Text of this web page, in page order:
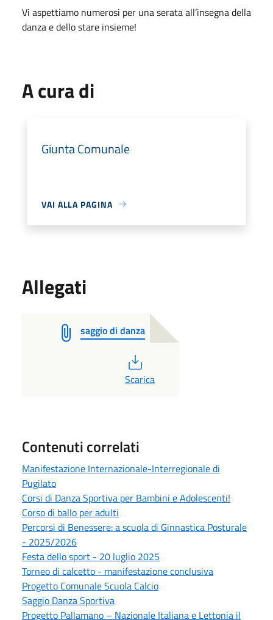
Vi aspettiamo numerosi per una serata all’insegna della
danza e dello stare insieme!
A cura di
Giunta Comunale
VAI ALLA PAGINA
Allegati
saggio di danza
PDF
Scarica
Contenuti correlati
Manifestazione Internazionale-Interregionale di
Pugilato
Corsi di Danza Sportiva per Bambini e Adolescenti!
Corso di ballo per adulti
Percorsi di Benessere: a scuola di Ginnastica Posturale
- 2025/2026
Festa dello sport - 20 luglio 2025
Torneo di calcetto - manifestazione conclusiva
Progetto Comunale Scuola Calcio
Saggio Danza Sportiva
Progetto Pallamano – Nazionale Italiana e Lettonia il